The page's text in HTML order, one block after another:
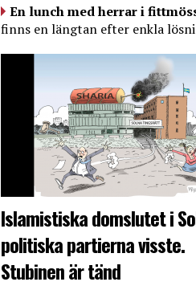
En lunch med herrar i
finns en längtan efter enkla
Islamistiska domslutet i
politiska partierna visste.
Stubinen är tänd